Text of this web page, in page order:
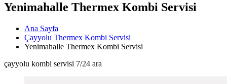
Yenimahalle Thermex Kombi Servisi
Ana Sayfa
Çayyolu Thermex Kombi Servisi
Yenimahalle Thermex Kombi Servisi
çayyolu kombi servisi 7/24 ara